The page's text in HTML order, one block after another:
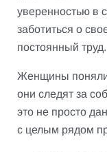
уверенностью в
заботиться о
постоянный труд.
Женщины поняли,
они следят за
это не просто
с целым рядом